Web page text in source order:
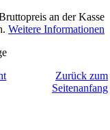
an der Kasse
Weitere Informationen
Zurück zum
Seitenanfang